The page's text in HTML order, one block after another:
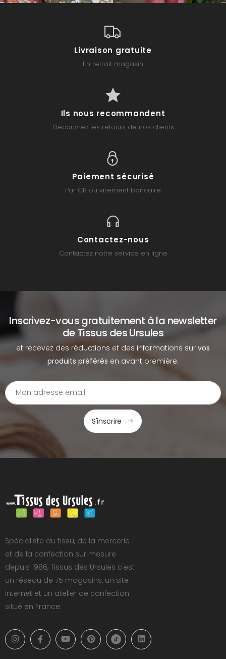
Livraison gratuite
En retrait magasin
Ils nous recommandent
Découvrez les retours de nos clients
Paiement sécurisé
Par CB ou virement bancaire
Contactez-nous
Contactez notre service en ligne
Inscrivez-vous gratuitement à la newsletter
de Tissus des Ursules
et recevez des réductions et des informations sur vos
produits préférés en avant première.
S'inscrire
Spécialiste du tissu, de la mercerie
et de la confection sur mesure
depuis 1986, Tissus des Ursules c'est
un réseau de 75 magasins, un site
Internet et un atelier de confection
situé en France.